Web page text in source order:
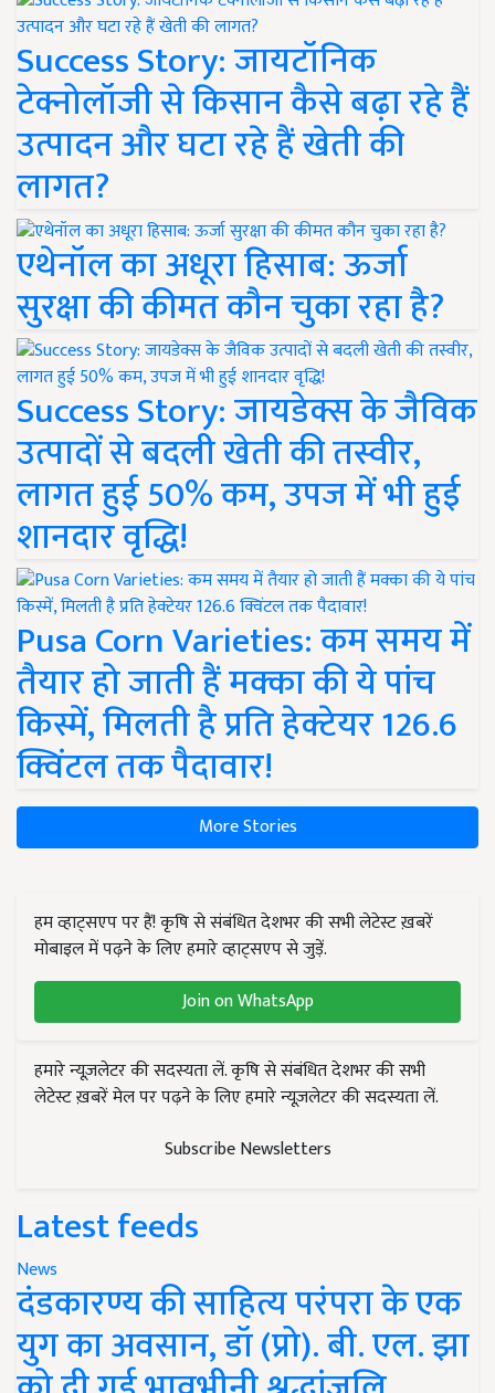
Success Story: जायटॉनिक
टेक्नोलॉजी से किसान कैसे बढ़ा रहे हैं
उत्पादन और घटा रहे हैं खेती की
लागत?
एथेनॉल का अधूरा हिसाब: ऊर्जा
सुरक्षा की कीमत कौन चुका रहा है?
Success Story: जायडेक्स के जैविक
उत्पादों से बदली खेती की तस्वीर,
लागत हुई 50% कम, उपज में भी हुई
शानदार वृद्धि!
Pusa Corn Varieties: कम समय में
तैयार हो जाती हैं मक्का की ये पांच
किस्में, मिलती है प्रति हेक्टेयर 126.6
क्विंटल तक पैदावार!
More Stories
हम व्हाट्सएप पर हैं! कृषि से संबंधित देशभर की सभी लेटेस्ट ख़बरें
मोबाइल में पढ़ने के लिए हमारे व्हाट्सएप से जुड़ें.
Join on WhatsApp
हमारे न्यूज़लेटर की सदस्यता लें. कृषि से संबंधित देशभर की सभी
लेटेस्ट ख़बरें मेल पर पढ़ने के लिए हमारे न्यूज़लेटर की सदस्यता लें.
Subscribe Newsletters
Latest feeds
News
दंडकारण्य की साहित्य परंपरा के एक
युग का अवसान, डॉ (प्रो). बी. एल. झा